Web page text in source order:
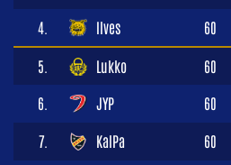
4. Ilves 60
5. Lukko 60
6. JYP 60
7. KalPa 60